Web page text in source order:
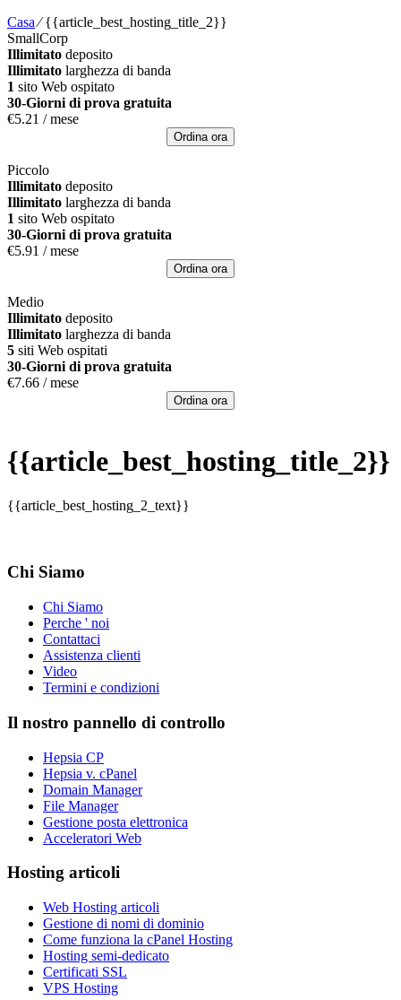
Casa⁄{{article_best_hosting_title_2}}
SmallCorp
Illimitato deposito
Illimitato larghezza di banda
1 sito Web ospitato
30-Giorni di prova gratuita
€5.21 / mese
Ordina ora
Piccolo
Illimitato deposito
Illimitato larghezza di banda
1 sito Web ospitato
30-Giorni di prova gratuita
€5.91 / mese
Ordina ora
Medio
Illimitato deposito
Illimitato larghezza di banda
5 siti Web ospitati
30-Giorni di prova gratuita
€7.66 / mese
Ordina ora
{{article_best_hosting_title_2}}
{{article_best_hosting_2_text}}
Chi Siamo
Chi Siamo
Perche ' noi
Contattaci
Assistenza clienti
Video
Termini e condizioni
Il nostro pannello di controllo
Hepsia CP
Hepsia v. cPanel
Domain Manager
File Manager
Gestione posta elettronica
Acceleratori Web
Hosting articoli
Web Hosting articoli
Gestione di nomi di dominio
Come funziona la cPanel Hosting
Hosting semi-dedicato
Certificati SSL
VPS Hosting